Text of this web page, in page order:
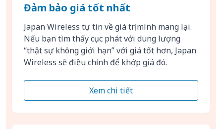
Đảm bảo giá tốt nhất
Japan Wireless tự tin về giá trị mình mang lại.
Nếu bạn tìm thấy cục phát với dung lượng
“thật sự không giới hạn” với giá tốt hơn, Japan
Wireless sẽ điều chỉnh để khớp giá đó.
Xem chi tiết